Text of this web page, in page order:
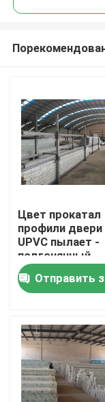
Дом
Продукты
О нас
Путешествие
Цвет прокатал
профили двери
UPVC пылает -
подгонянный
retardant
Отправить